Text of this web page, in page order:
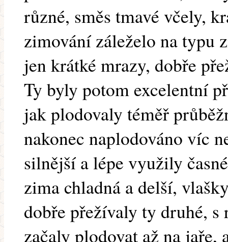
různé, směs tmavé včely,
zimování záleželo na typu
jen krátké mrazy, dobře
Ty byly potom excelentní
jak plodovaly téměř
nakonec naplodováno víc
silnější a lépe využily
zima chladná a delší,
dobře přežívaly ty druhé,
začaly plodovat až na jaře,